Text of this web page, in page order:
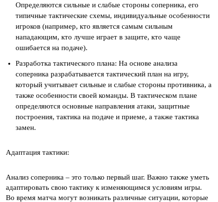
Определяются сильные и слабые стороны соперника, его
типичные тактические схемы, индивидуальные особенности
игроков (например, кто является самым сильным
нападающим, кто лучше играет в защите, кто чаще
ошибается на подаче).
Разработка тактического плана: На основе анализа
соперника разрабатывается тактический план на игру,
который учитывает сильные и слабые стороны противника, а
также особенности своей команды. В тактическом плане
определяются основные направления атаки, защитные
построения, тактика на подаче и приеме, а также тактика
замен.
Адаптация тактики:
Анализ соперника – это только первый шаг. Важно также уметь
адаптировать свою тактику к изменяющимся условиям игры.
Во время матча могут возникать различные ситуации, которые